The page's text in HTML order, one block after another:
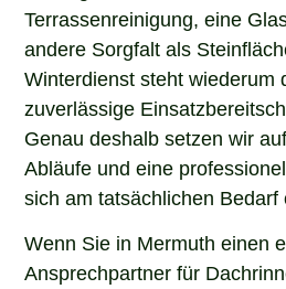
Terrassenreinigung, eine
andere Sorgfalt als
Winterdienst steht wiederum
zuverlässige
Genau deshalb setzen wir
Abläufe und eine
sich am tatsächlichen Bedarf
Wenn Sie in Mermuth einen
Ansprechpartner für